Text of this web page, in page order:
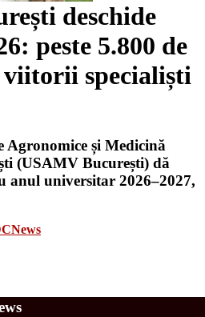
deschide
peste 5.800 de
specialiști
Agronomice și Medicină
(USAMV București) dă
anul universitar 2026–2027,